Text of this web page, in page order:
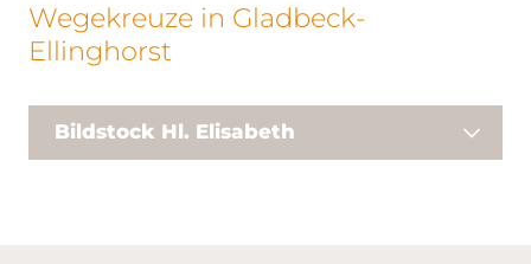
Wegekreuze in Gladbeck-
Ellinghorst
Bildstock Hl. Elisabeth‎